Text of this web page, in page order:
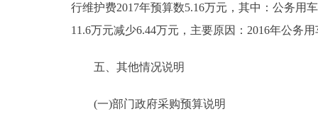
行维护费2017年预算数5.16万元，其中：公务用
11.6万元减少6.44万元，主要原因：2016年公务
五、其他情况说明
(一)部门政府采购预算说明